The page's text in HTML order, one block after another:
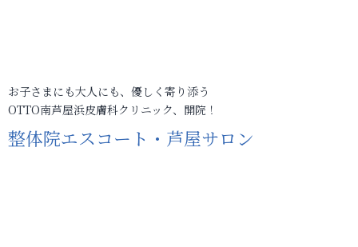
お子さまにも大人にも、優しく寄り添う
OTTO南芦屋浜皮膚科クリニック、開院！
整体院エスコート・芦屋サロン